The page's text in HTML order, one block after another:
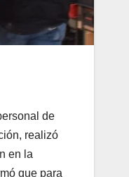
de
realizó
en la
que para